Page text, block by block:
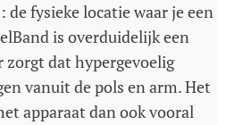
de fysieke locatie waar je een
is overduidelijk een
zorgt dat hypergevoelig
vanuit de pols en arm. Het
apparaat dan ook vooral